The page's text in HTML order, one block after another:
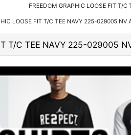
FREEDOM GRAPHIC LOOSE FIT T/
LOOSE FIT T/C TEE NAVY 225-029005 NV
T/C TEE NAVY 225-029005